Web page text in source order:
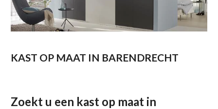
KAST OP MAAT IN BARENDRECHT
Zoekt u een kast op maat in